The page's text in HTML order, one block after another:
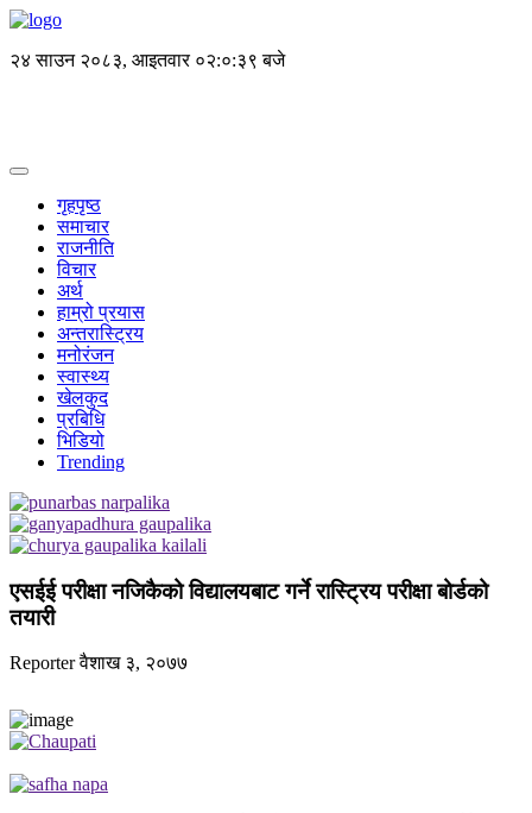
२४ साउन २०८३, आइतवार ०२:०:३९ बजे
गृहपृष्ठ
समाचार
राजनीति
विचार
अर्थ
हाम्रो प्रयास
अन्तरास्ट्रिय
मनोरंजन
स्वास्थ्य
खेलकुद
प्रबिधि
भिडियो
Trending
एसईई परीक्षा नजिकैको विद्यालयबाट गर्ने रास्ट्रिय परीक्षा बोर्डको
तयारी
Reporterवैशाख ३, २०७७